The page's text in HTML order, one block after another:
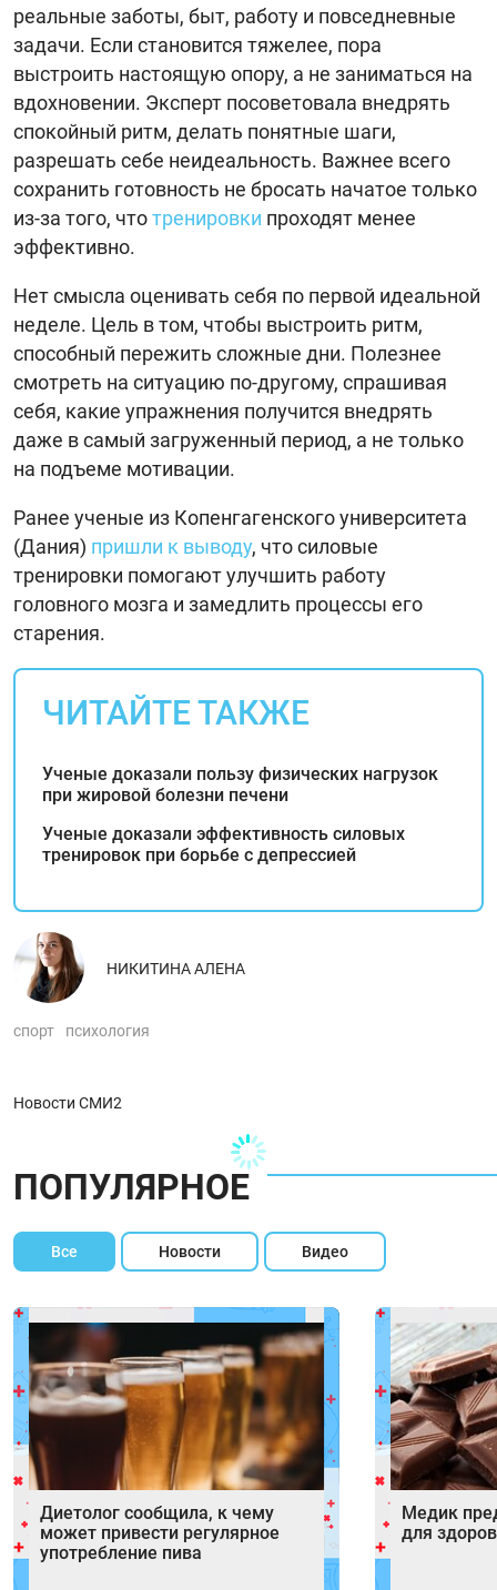
реальные заботы, быт, работу и повседневные
задачи. Если становится тяжелее, пора
выстроить настоящую опору, а не заниматься на
вдохновении. Эксперт посоветовала внедрять
спокойный ритм, делать понятные шаги,
разрешать себе неидеальность. Важнее всего
сохранить готовность не бросать начатое только
из-за того, чтотренировки проходят менее
эффективно.
Нет смысла оценивать себя по первой идеальной
неделе. Цель в том, чтобы выстроить ритм,
способный пережить сложные дни. Полезнее
смотреть на ситуацию по-другому, спрашивая
себя, какие упражнения получится внедрять
даже в самый загруженный период, а не только
на подъеме мотивации.
Ранее ученые из Копенгагенского университета
(Дания) пришли к выводу, что силовые
тренировки помогают улучшить работу
головного мозга и замедлить процессы его
старения.
ЧИТАЙТЕ ТАКЖЕ
Ученые доказали пользу физических нагрузок
при жировой болезни печени
Ученые доказали эффективность силовых
тренировок при борьбе с депрессией
НИКИТИНА АЛЕНА
спорт психология
Новости СМИ2
ПОПУЛЯРНОЕ
Все Новости Видео
Диетолог сообщила, к чему
может привести регулярное
употребление пива
Медик
для